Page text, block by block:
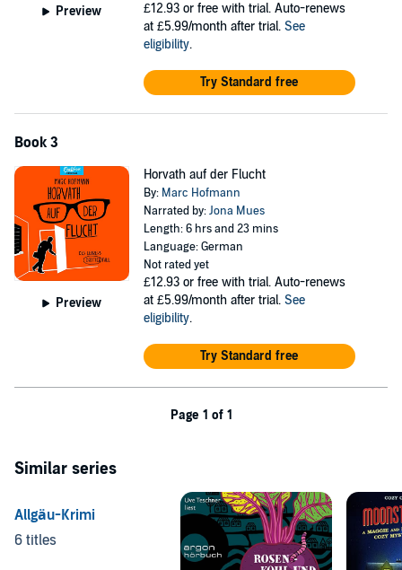
Preview £12.93 or free with trial. Auto-renews
at £5.99/month after trial. See
eligibility.
Try Standard free
Book 3
Preview
Horvath auf der Flucht
By: Marc Hofmann
Narrated by:Jona Mues
Length: 6 hrs and 23 mins
Language: German
Not rated yet
£12.93 or free with trial. Auto-renews
at £5.99/month after trial. See
eligibility.
Try Standard free
Page 1 of 1
Similar series
Allgäu-Krimi
6 titles